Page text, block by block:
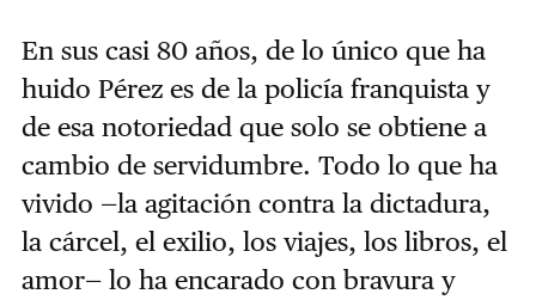
En sus casi 80 años, de lo único que ha
huido Pérez es de la policía franquista y
de esa notoriedad que solo se obtiene a
cambio de servidumbre. Todo lo que ha
vivido —la agitación contra la dictadura,
la cárcel, el exilio, los viajes, los libros, el
amor— lo ha encarado con bravura y